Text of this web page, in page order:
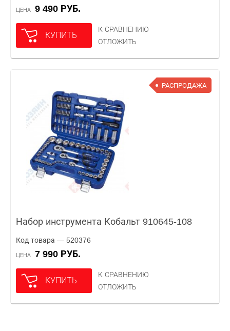
ЦЕНА 9 490 РУБ.
КУПИТЬ
К СРАВНЕНИЮ
ОТЛОЖИТЬ
РАСПРОДАЖА
Набор инструмента Кобальт 910645-108
Код товара — 520376
ЦЕНА 7 990 РУБ.
КУПИТЬ
К СРАВНЕНИЮ
ОТЛОЖИТЬ